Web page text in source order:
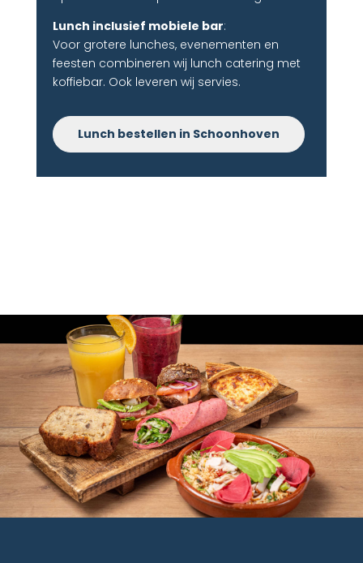
Lunch inclusief mobiele bar:
Voor grotere lunches, evenementen en
feesten combineren wij lunch catering met
koffiebar. Ook leveren wij servies.
Lunch bestellen in Schoonhoven